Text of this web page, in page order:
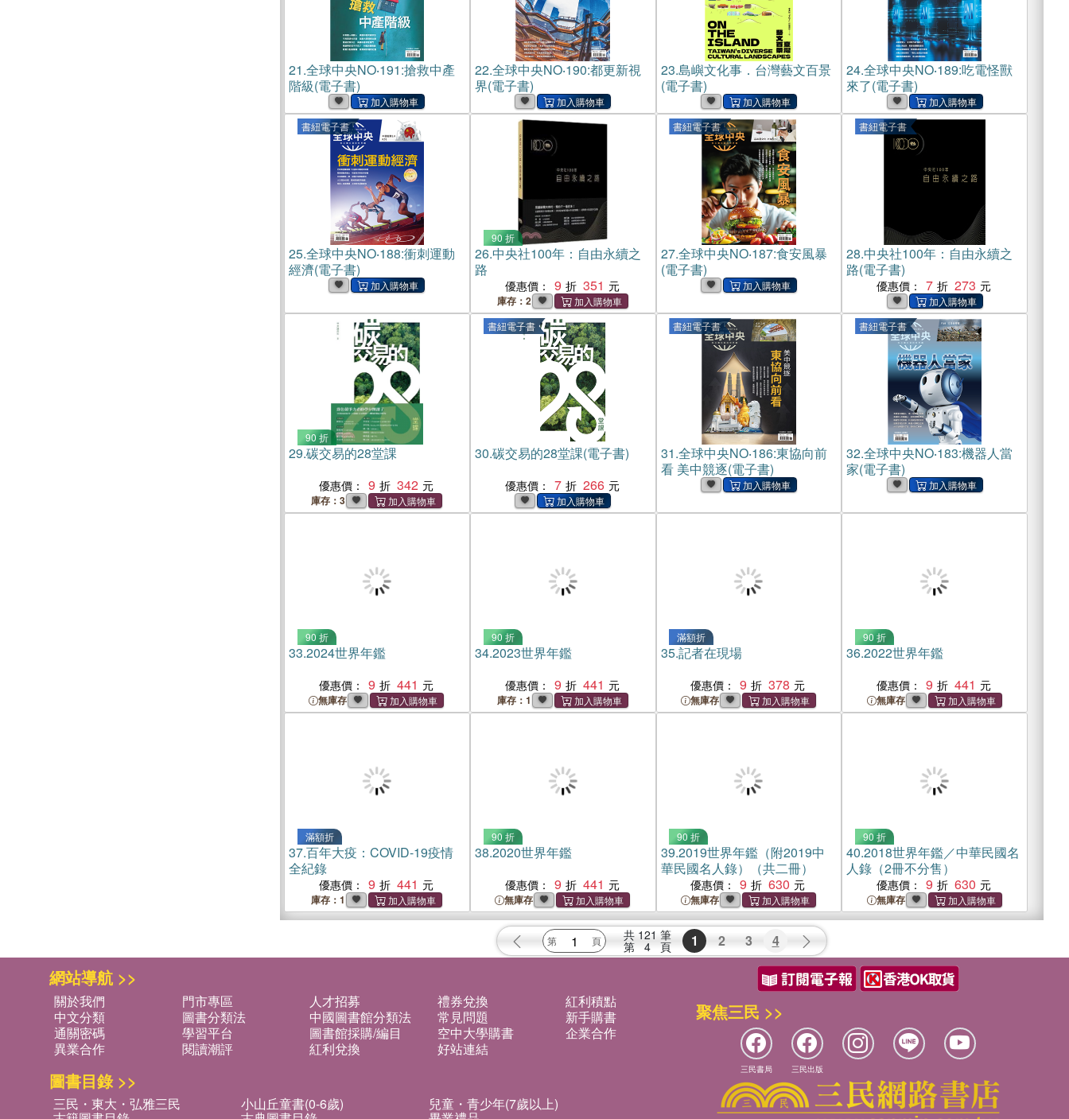
21.全球中央NO‧191:搶救中產
階級(電子書)
22.全球中央NO‧190:都更新視
界(電子書)
23.島嶼文化事．台灣藝文百景
(電子書)
24.全球中央NO‧189:吃電怪獸
來了(電子書)
書紐電子書
25.全球中央NO‧188:衝刺運動
經濟(電子書)
90 折
26.中央社100年：自由永續之
路
優惠價： 9 351
庫存：2
書紐電子書
27.全球中央NO‧187:食安風暴
(電子書)
書紐電子書
28.中央社100年：自由永續之
路(電子書)
優惠價： 7 273
90 折
29.碳交易的28堂課
優惠價： 9 342
庫存：3
書紐電子書
30.碳交易的28堂課(電子書)
優惠價： 7 266
書紐電子書
31.全球中央NO‧186:東協向前
看 美中競逐(電子書)
書紐電子書
32.全球中央NO‧183:機器人當
家(電子書)
90 折
33.2024世界年鑑
優惠價： 9 441
無庫存
90 折
34.2023世界年鑑
優惠價： 9 441
庫存：1
滿額折
35.記者在現場
優惠價： 9 378
無庫存
90 折
36.2022世界年鑑
優惠價： 9 441
無庫存
滿額折
37.百年大疫：COVID-19疫情
全紀錄
優惠價： 9 441
庫存：1
90 折
38.2020世界年鑑
優惠價： 9 441
無庫存
90 折
39.2019世界年鑑（附2019中
華民國名人錄）（共二冊）
優惠價： 9 630
無庫存
90 折
40.2018世界年鑑／中華民國名
人錄（2冊不分售）
優惠價： 9 630
無庫存
共 121 筆
第 4 頁 1 2 3 4
網站導航 >>
關於我們 門市專區 人才招募 禮券兌換
紅利積點
中文分類
圖書分類法 中國圖書館分類法 常見問題
新手購書
通關密碼
學習平台 圖書館採購/編目 空中大學購書
企業合作
異業合作
閱讀潮評 紅利兌換 好站連結
圖書目錄 >>
三民・東大・弘雅三民 小山丘童書(0-6歲) 兒童・青少年(7歲以上)
聚焦三民 >>
三民書局 三民出版